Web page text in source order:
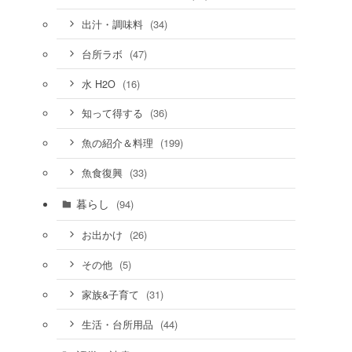
出汁・調味料 (34)
台所ラボ (47)
水 H2O (16)
知って得する (36)
魚の紹介＆料理 (199)
魚食復興 (33)
暮らし (94)
お出かけ (26)
その他 (5)
家族&子育て (31)
生活・台所用品 (44)